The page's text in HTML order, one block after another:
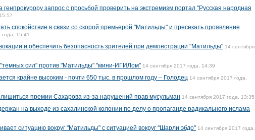
запрос с просьбой проверить на экстремизм портал "Русская народная
спокойствие в связи со скорой премьерой "Матильды" и пресекать проявление
года, 15:41
и обеспечить безопасность зрителей при демонстрации "Матильды" 14 сентября
"темных сил" против "Матильды" "мини-ИГИЛом" 14 сентября 2017 года, 14:39
крайне высоким - почти 650 тыс. в прошлом году – Голодец 14 сентября 2017 года,
премии Сахарова из-за нарушений прав мусульман 14 сентября 2017 года, 13:35
на выходе из сахалинской колонии по делу о пропаганде радикального ислама
ситуацию вокруг "Матильды" с ситуацией вокруг "Шарли эбдо" 14 сентября 2017 года,